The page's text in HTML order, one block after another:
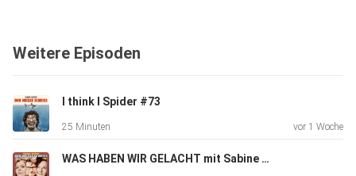
trotzdem den Drehbuchautoren körperliche Schmerzen
möchte, warum endlich mal jemand über das streng
vernachlässigte
Genre der "Briefträgerserie" sprechen muss und was
Wilfried
Weitere Episoden
I think I Spider #73
25 Minuten vor 1 Woche
WAS HABEN WIR GELACHT mit Sabine Bode und Laura Brümmer #72